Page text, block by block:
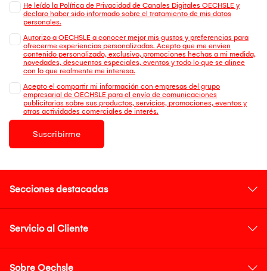
He leído la Política de Privacidad de Canales Digitales OECHSLE y
declaro haber sido informado sobre el tratamiento de mis datos
personales.
Autorizo a OECHSLE a conocer mejor mis gustos y preferencias para
ofrecerme experiencias personalizadas. Acepto que me envien
contenido personalizado, exclusivo, promociones hechas a mi medida,
novedades, descuentos especiales, eventos y todo lo que se alinee
con lo que realmente me interesa.
Acepto el compartir mi información con empresas del grupo
empresarial de OECHSLE para el envío de comunicaciones
publicitarias sobre sus productos, servicios, promociones, eventos y
otras actividades comerciales de interés.
Suscribirme
Secciones destacadas
Servicio al Cliente
Sobre Oechsle